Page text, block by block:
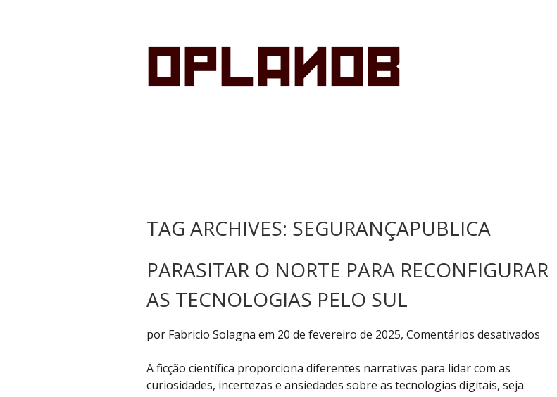
TAG ARCHIVES: SEGURANÇAPUBLICA
PARASITAR O NORTE PARA RECONFIGURAR
AS TECNOLOGIAS PELO SUL
por Fabricio Solagna em 20 de fevereiro de 2025, Comentários desativados
A ficção científica proporciona diferentes narrativas para lidar com as
curiosidades, incertezas e ansiedades sobre as tecnologias digitais, seja